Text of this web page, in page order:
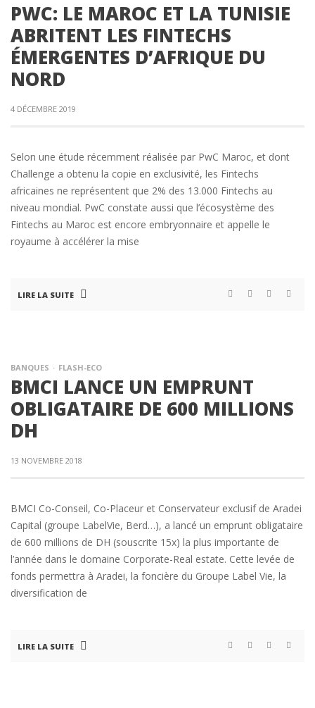
PWC: LE MAROC ET LA TUNISIE
ABRITENT LES FINTECHS
ÉMERGENTES D’AFRIQUE DU
NORD
4 DÉCEMBRE 2019
Selon une étude récemment réalisée par PwC Maroc, et dont
Challenge a obtenu la copie en exclusivité, les Fintechs
africaines ne représentent que 2% des 13.000 Fintechs au
niveau mondial. PwC constate aussi que l’écosystème des
Fintechs au Maroc est encore embryonnaire et appelle le
royaume à accélérer la mise
LIRE LA SUITE
BANQUES FLASH-ECO
BMCI LANCE UN EMPRUNT
OBLIGATAIRE DE 600 MILLIONS
DH
13 NOVEMBRE 2018
BMCI Co-Conseil, Co-Placeur et Conservateur exclusif de Aradei
Capital (groupe LabelVie, Berd…), a lancé un emprunt obligataire
de 600 millions de DH (souscrite 15x) la plus importante de
l’année dans le domaine Corporate-Real estate. Cette levée de
fonds permettra à Aradei, la foncière du Groupe Label Vie, la
diversification de
LIRE LA SUITE